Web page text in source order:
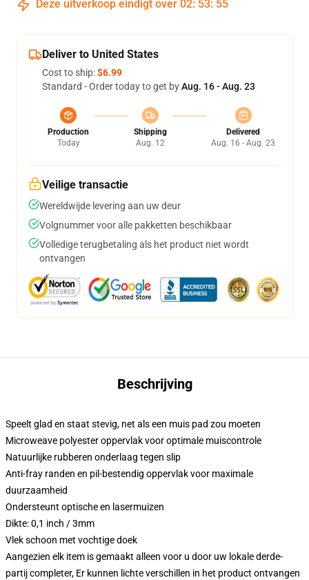
Deze uitverkoop eindigt over 02: 53: 55
Deliver to United States
Cost to ship:$6.99
Standard - Order today to get byAug. 16 - Aug. 23
Production
Today
Shipping
Aug. 12
Delivered
Aug. 16 - Aug. 23
Veilige transactie
Wereldwijde levering aan uw deur
Volgnummer voor alle pakketten beschikbaar
Volledige terugbetaling als het product niet wordt
ontvangen
Beschrijving
Speelt glad en staat stevig, net als een muis pad zou moeten
Microweave polyester oppervlak voor optimale muiscontrole
Natuurlijke rubberen onderlaag tegen slip
Anti-fray randen en pil-bestendig oppervlak voor maximale
duurzaamheid
Ondersteunt optische en lasermuizen
Dikte: 0,1 inch / 3mm
Vlek schoon met vochtige doek
Aangezien elk item is gemaakt alleen voor u door uw lokale derde-
partij completer, Er kunnen lichte verschillen in het product ontvangen